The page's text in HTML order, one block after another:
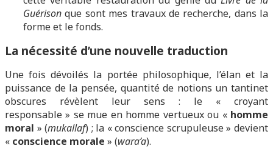
Guérison que sont mes travaux de recherche, dans la
forme et le fonds.
La nécessité d’une nouvelle traduction
Une fois dévoilés la portée philosophique, l’élan et la
puissance de la pensée, quantité de notions un tantinet
obscures révèlent leur sens : le « croyant
responsable » se mue en homme vertueux ou « homme
moral » (mukallaf) ; la « conscience scrupuleuse » devient
« conscience morale » (wara’a).